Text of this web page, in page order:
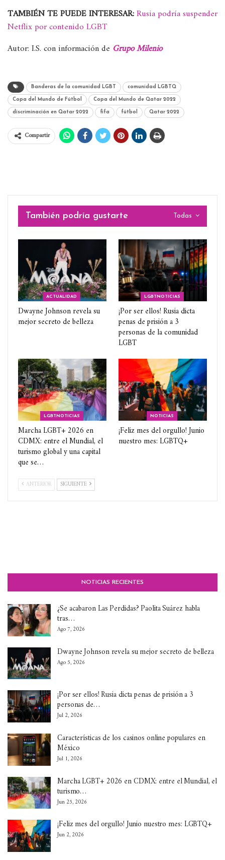
TAMBIÉN TE PUEDE INTERESAR:Rusia podría suspender
Netflix por contenido LGBT
Autor: I.S. con información de Grupo Milenio
Banderas de la comunidad LGBT comunidad LGBTQ
Copa del Mundo de Fútbol Copa del Mundo de Qatar 2022
discriminación en Qatar 2022 fifa fútbol Qatar 2022
Compartir
Todas
También podría gustarte
ACTUALIDAD
Dwayne Johnson revela su
mejor secreto de belleza
LGBTNOTICIAS
¡Por ser ellos! Rusia dicta
penas de prisión a 3
personas de la comunidad
LGBT
LGBTNOTICIAS
Marcha LGBT+ 2026 en
CDMX: entre el Mundial, el
turismo global y una capital
que se…
NOTICIAS
¡Feliz mes del orgullo! Junio
nuestro mes: LGBTQ+
ANTERIOR SIGUIENTE
NOTICIAS RECIENTES
¿Se acabaron Las Perdidas? Paolita Suárez habla
tras…
Ago 7, 2026
Dwayne Johnson revela su mejor secreto de belleza
Ago 5, 2026
¡Por ser ellos! Rusia dicta penas de prisión a 3
personas de…
Jul 2, 2026
Características de los casinos online populares en
México
Jul 1, 2026
Marcha LGBT+ 2026 en CDMX: entre el Mundial, el
turismo…
Jun 25, 2026
¡Feliz mes del orgullo! Junio nuestro mes: LGBTQ+
Jun 2, 2026